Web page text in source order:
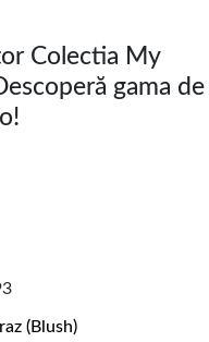
Colectia My
gama de
(Blush)